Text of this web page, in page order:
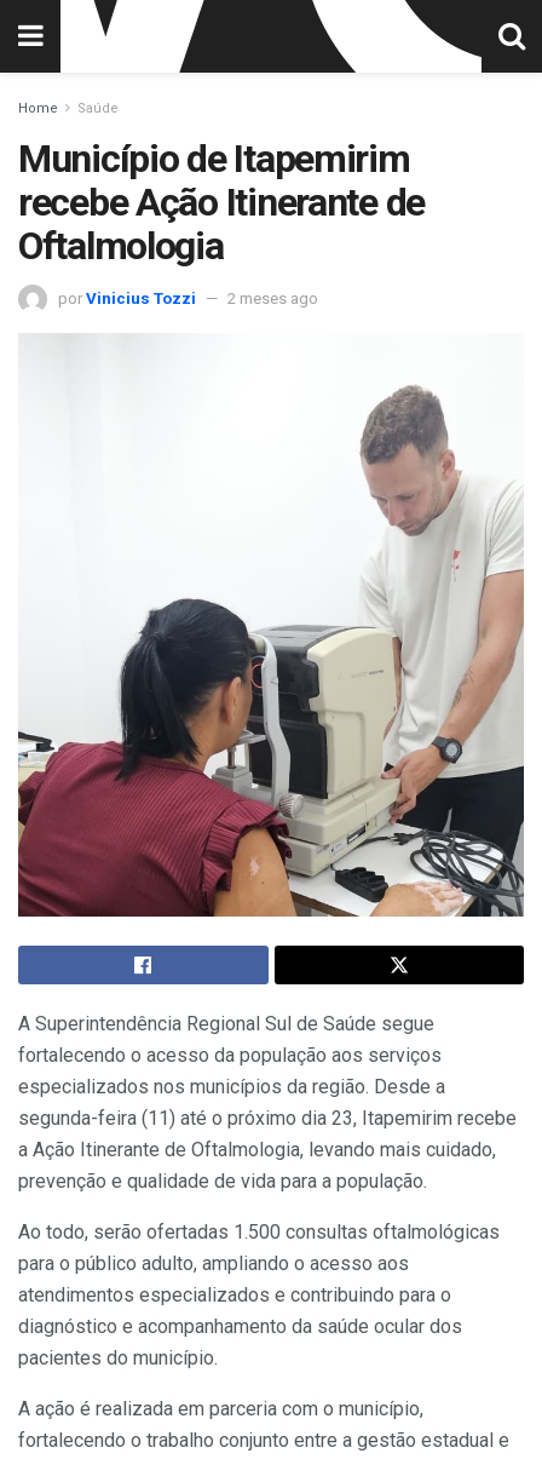
Home Saúde
Município de Itapemirim
recebe Ação Itinerante de
Oftalmologia
por Vinicius Tozzi 2 meses ago
A Superintendência Regional Sul de Saúde segue
fortalecendo o acesso da população aos serviços
especializados nos municípios da região. Desde a
segunda-feira (11) até o próximo dia 23, Itapemirim recebe
a Ação Itinerante de Oftalmologia, levando mais cuidado,
prevenção e qualidade de vida para a população.
Ao todo, serão ofertadas 1.500 consultas oftalmológicas
para o público adulto, ampliando o acesso aos
atendimentos especializados e contribuindo para o
diagnóstico e acompanhamento da saúde ocular dos
pacientes do município.
A ação é realizada em parceria com o município,
fortalecendo o trabalho conjunto entre a gestão estadual e